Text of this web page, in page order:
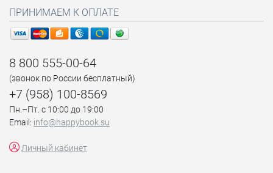
ПРИНИМАЕМ К ОПЛАТЕ
8 800 555-00-64
(звонок по России бесплатный)
+7 (958) 100-8569
Пн.–Пт. с 10:00 до 19:00
Email: info@happybook.su
Личный кабинет